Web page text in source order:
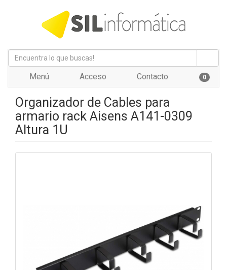
Menú Acceso Contacto 0
Organizador de Cables para
armario rack Aisens A141-0309
Altura 1U